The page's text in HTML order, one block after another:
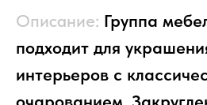
Описание: Группа
подходит для
интерьеров с
НАЛИЧИЕ SALE
ДОСТАВКА И ОПЛАТА ОТЗЫВЫ